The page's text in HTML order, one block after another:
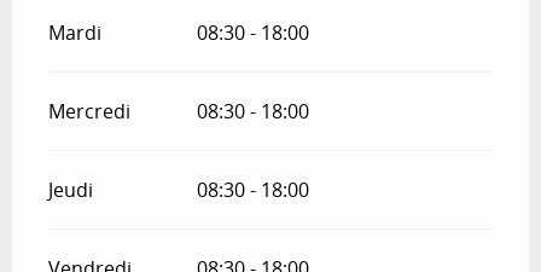
Mardi 08:30 - 18:00
Mercredi 08:30 - 18:00
Jeudi 08:30 - 18:00